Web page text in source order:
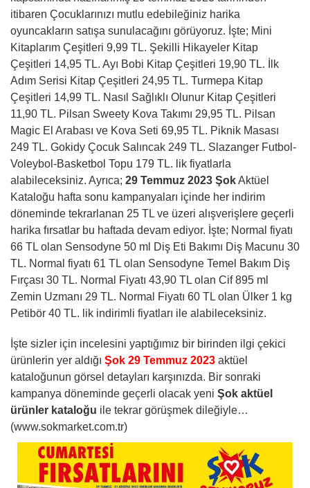
itibaren Çocuklarınızı mutlu edebileğiniz harika
oyuncakların satışa sunulacağını görüyoruz. İşte; Mini
Kitaplarım Çeşitleri 9,99 TL. Şekilli Hikayeler Kitap
Çeşitleri 14,95 TL. Ayı Bobi Kitap Çeşitleri 19,90 TL. İlk
Adım Serisi Kitap Çeşitleri 24,95 TL. Turmepa Kitap
Çeşitleri 14,99 TL. Nasıl Sağlıklı Olunur Kitap Çeşitleri
11,90 TL. Pilsan Sweety Kova Takımı 29,95 TL. Pilsan
Magic El Arabası ve Kova Seti 69,95 TL. Piknik Masası
249 TL. Gokidy Çocuk Salıncak 249 TL. Slazanger Futbol-
Voleybol-Basketbol Topu 179 TL. lik fiyatlarla
alabileceksiniz. Ayrıca; 29 Temmuz 2023 ŞokAktüel
Kataloğu hafta sonu kampanyaları içinde her indirim
döneminde tekrarlanan 25 TL ve üzeri alışverişlere geçerli
harika fırsatlar bu haftada devam ediyor. İşte; Normal fiyatı
66 TL olan Sensodyne 50 ml Diş Eti Bakımı Diş Macunu 30
TL. Normal fiyatı 61 TL olan Sensodyne Temel Bakım Diş
Fırçası 30 TL. Normal Fiyatı 43,90 TL olan Cif 895 ml
Zemin Uzmanı 29 TL. Normal Fiyatı 60 TL olan Ülker 1 kg
Petibör 40 TL. lik indirimli fiyatları ile alabileceksiniz.
İşte sizler için incelesini yaptığımız bir birinden ilgi çekici
ürünlerin yer aldığı Şok 29 Temmuz 2023 aktüel
kataloğunun görsel detayları karşınızda. Bir sonraki
kampanya döneminde geçerli olacak yeni Şok aktüel
ürünler kataloğu ile tekrar görüşmek dileğiyle…
(www.sokmarket.com.tr)